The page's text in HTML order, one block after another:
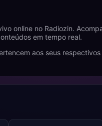
online no Radiozin.
em tempo real.
aos seus